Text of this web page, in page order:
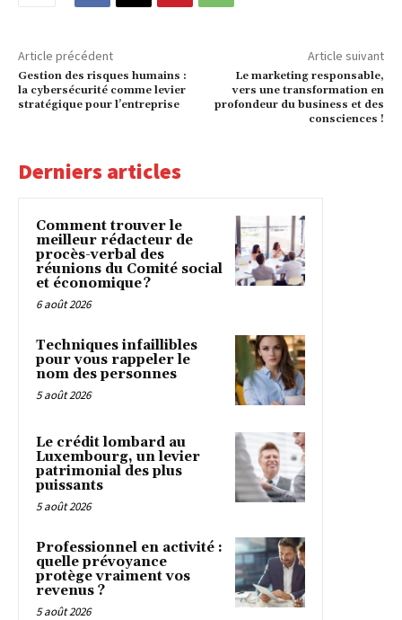
Article précédent
Gestion des risques humains :
la cybersécurité comme levier
stratégique pour l’entreprise
Article suivant
Le marketing responsable,
vers une transformation en
profondeur du business et des
consciences !
Derniers articles
Comment trouver le
meilleur rédacteur de
procès-verbal des
réunions du Comité social
et économique ?
6 août 2026
Techniques infaillibles
pour vous rappeler le
nom des personnes
5 août 2026
Le crédit lombard au
Luxembourg, un levier
patrimonial des plus
puissants
5 août 2026
Professionnel en activité :
quelle prévoyance
protège vraiment vos
revenus ?
5 août 2026